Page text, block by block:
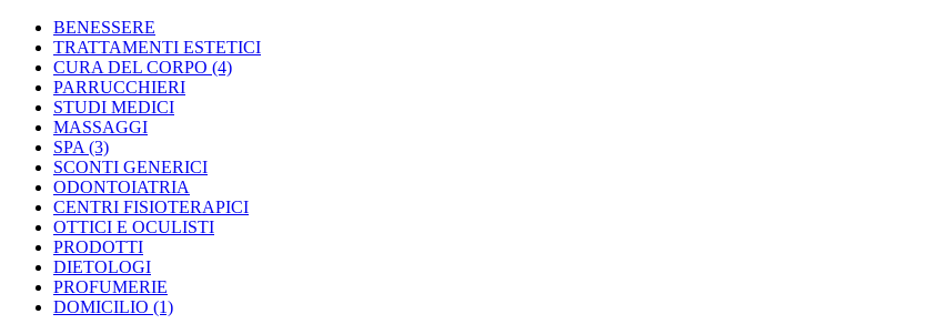
BENESSERE
TRATTAMENTI ESTETICI
CURA DEL CORPO (4)
PARRUCCHIERI
STUDI MEDICI
MASSAGGI
SPA (3)
SCONTI GENERICI
ODONTOIATRIA
CENTRI FISIOTERAPICI
OTTICI E OCULISTI
PRODOTTI
DIETOLOGI
PROFUMERIE
DOMICILIO (1)